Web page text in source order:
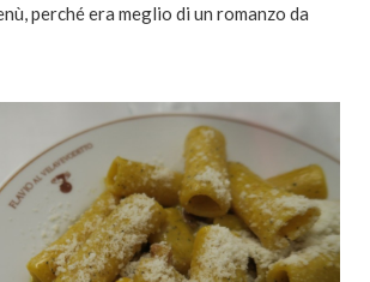
perché era meglio di un romanzo da